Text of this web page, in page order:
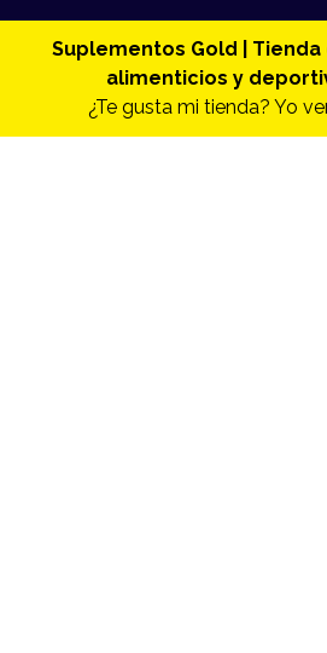
Suplementos Gold |
alimenticios y
¿Te gusta mi tienda? Yo